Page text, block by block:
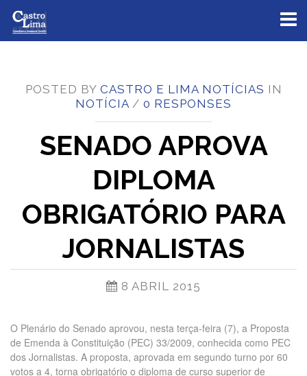
POSTED BY CASTRO E LIMA NOTÍCIAS IN
NOTÍCIA / 0 RESPONSES
SENADO APROVA
DIPLOMA
OBRIGATÓRIO PARA
JORNALISTAS
8 ABRIL 2015
O Plenário do Senado aprovou, nesta terça-feira (7), a Proposta
de Emenda à Constituição (PEC) 33/2009, conhecida como PEC
dos Jornalistas. A proposta, aprovada em segundo turno por 60
votos a 4, torna obrigatório o diploma de curso superior de